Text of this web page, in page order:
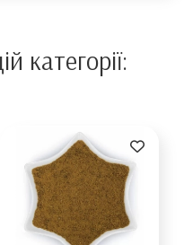
категорії: